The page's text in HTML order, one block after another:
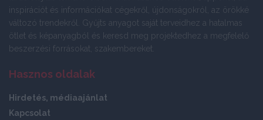
inspirációt és információkat cégekről, újdonságokról, az örökké
változó trendekről. Gyűjts anyagot saját terveidhez a hatalmas
ötlet és képanyagból és keresd meg projektedhez a megfelelő
beszerzési forrásokat, szakembereket.
Hasznos oldalak
Hirdetés, médiaajánlat
Kapcsolat